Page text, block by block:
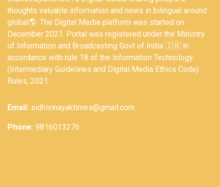
thoughts valuable information and news in bilingual around
global🌎. The Digital Media platform was started on
December 2021. Portal was registered under the Ministry
of Information and Broadcasting Govt of India 🇮🇳 in
accordance with rule 18 of the Information Technology
(Intermediary Guidelines and Digital Media Ethics Code)
Rules, 2021.
Email: sidhivinayaktimes@gmail.com
Phone: 9816013276